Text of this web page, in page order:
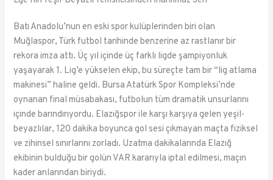
Batı Anadolu’nun en eski spor kulüplerinden biri olan
Muğlaspor, Türk futbol tarihinde benzerine az rastlanır bir
rekora imza attı. Üç yıl içinde üç farklı ligde şampiyonluk
yaşayarak 1. Lig’e yükselen ekip, bu süreçte tam bir “lig atlama
makinesi” haline geldi. Bursa Atatürk Spor Kompleksi’nde
oynanan final müsabakası, futbolun tüm dramatik unsurlarını
içinde barındırıyordu. Elazığspor ile karşı karşıya gelen yeşil-
beyazlılar, 120 dakika boyunca gol sesi çıkmayan maçta fiziksel
ve zihinsel sınırlarını zorladı. Uzatma dakikalarında Elazığ
ekibinin bulduğu bir golün VAR kararıyla iptal edilmesi, maçın
kader anlarından biriydi.